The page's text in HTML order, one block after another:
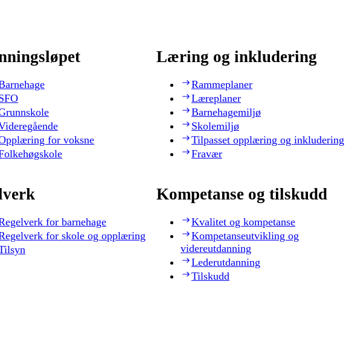
for voksne
Læring og inkludering
Rammeplaner
Læreplaner
Barnehagemiljø
Skolemiljø
Tilpasset opplæring og inkludering
Fravær
for barnehage
for skole og opplæring
Kompetanse og tilskudd
Kvalitet og kompetanse
Kompetanseutvikling og
videreutdanning
Lederutdanning
Tilskudd